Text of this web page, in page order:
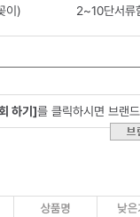
이)
2~10단서류
하기]를 클릭하시면 브랜